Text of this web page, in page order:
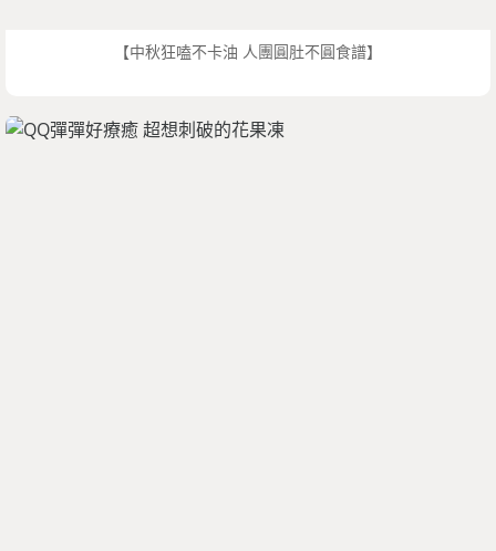
【中秋狂嗑不卡油 人團圓肚不圓食譜】